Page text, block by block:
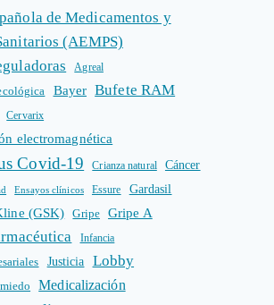
de Medicamentos y
(AEMPS)
Agreal
Bayer Bufete RAM
Cervarix
electromagnética
Covid-19 Crianza natural Cáncer
Ensayos clínicos Essure Gardasil
(GSK) Gripe Gripe A
Infancia
Justicia Lobby
Medicalización